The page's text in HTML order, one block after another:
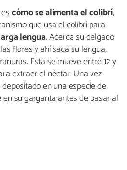
cómo se alimenta el colibrí,
que usa el colibrí para
lengua. Acerca su delgado
flores y ahí saca su lengua,
Esta se mueve entre 12 y
extraer el néctar. Una vez
en una especie de
su garganta antes de pasar al